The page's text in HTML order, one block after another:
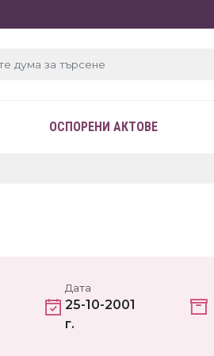
ОСПОРЕНИ АКТОВЕ
Дата
25-10-2001
г.